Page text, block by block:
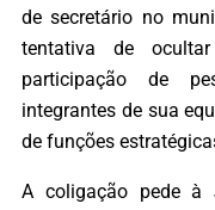
de secretário no
tentativa de
participação de
integrantes de sua
de funções
A coligação pede à